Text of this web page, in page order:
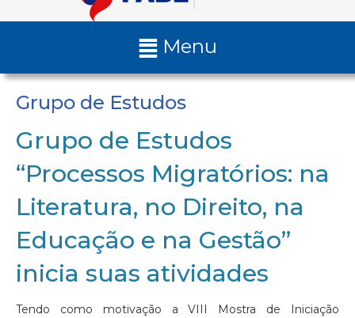
Menu
Grupo de Estudos
Grupo de Estudos
“Processos Migratórios: na
Literatura, no Direito, na
Educação e na Gestão”
inicia suas atividades
Tendo como motivação a VIII Mostra de Iniciação